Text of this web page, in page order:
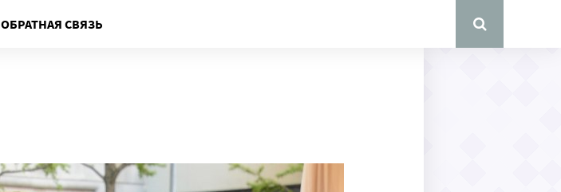
ОБРАТНАЯ СВЯЗЬ